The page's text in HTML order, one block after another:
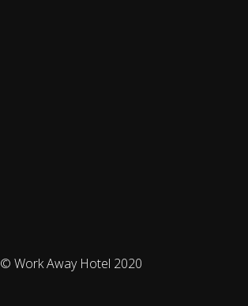
© Work Away Hotel 2020